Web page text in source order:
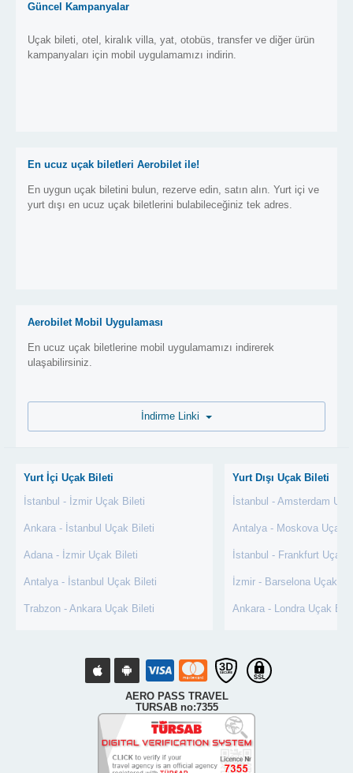
Güncel Kampanyalar
Uçak bileti, otel, kiralık villa, yat, otobüs, transfer ve diğer ürün
kampanyaları için mobil uygulamamızı indirin.
En ucuz uçak biletleri Aerobilet ile!
En uygun uçak biletini bulun, rezerve edin, satın alın. Yurt içi ve
yurt dışı en ucuz uçak biletlerini bulabileceğiniz tek adres.
Aerobilet Mobil Uygulaması
En ucuz uçak biletlerine mobil uygulamamızı indirerek
ulaşabilirsiniz.
Yurt İçi Uçak Bileti
İstanbul - İzmir Uçak Bileti
Ankara - İstanbul Uçak Bileti
Adana - İzmir Uçak Bileti
Antalya - İstanbul Uçak Bileti
Trabzon - Ankara Uçak Bileti
Yurt Dışı Uçak Bileti
İstanbul - Amsterdam
Antalya - Moskova Uçak
İstanbul - Frankfurt Uçak
İzmir - Barselona Uçak
Ankara - Londra Uçak
AERO PASS TRAVEL
TURSAB no:7355